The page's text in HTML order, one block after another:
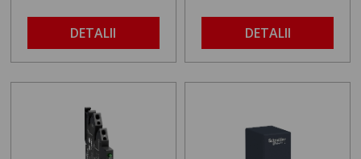
DETALII DETALII